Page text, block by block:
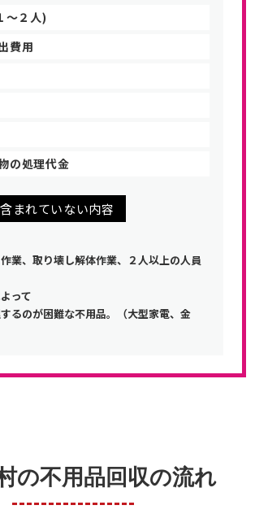
〜２人)
費用
の処理代金
まれていない内容
業、取り壊し解体作業、２人以上の人員
って
るのが困難な不用品。（大型家電、金
の不用品回収の流れ